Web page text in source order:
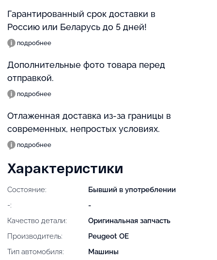
Гарантированный срок доставки в
Россию или Беларусь до 5 дней!
подробнее
Дополнительные фото товара перед
отправкой.
подробнее
Отлаженная доставка из-за границы в
современных, непростых условиях.
подробнее
Характеристики
Состояние:
Бывший в употреблении
-:
-
Качество детали:
Оригинальная запчасть
Производитель:
Peugeot OE
Тип автомобиля:
Машины